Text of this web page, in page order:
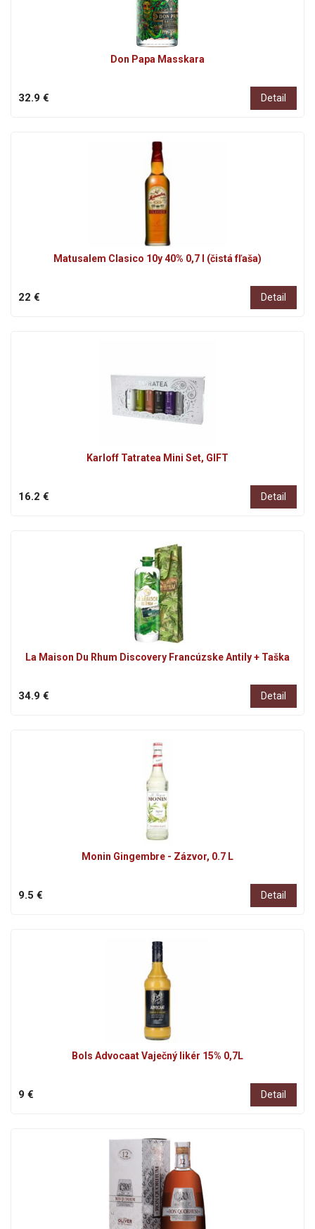
Don Papa Masskara
32.9 € Detail
Matusalem Clasico 10y 40% 0,7 l (čistá fľaša)
22 € Detail
Karloff Tatratea Mini Set, GIFT
16.2 € Detail
La Maison Du Rhum Discovery Francúzske Antily + Taška
34.9 € Detail
Monin Gingembre - Zázvor, 0.7 L
9.5 € Detail
Bols Advocaat Vaječný likér 15% 0,7L
9 € Detail